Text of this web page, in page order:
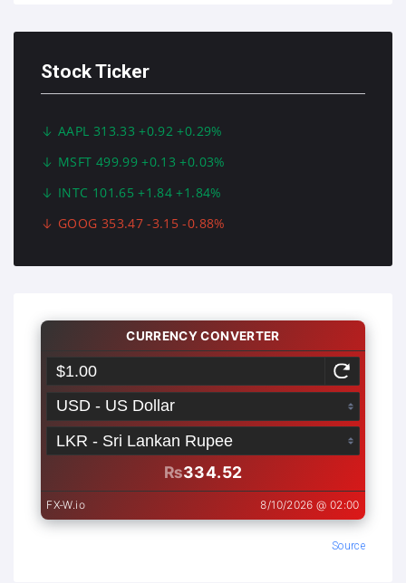
Stock Ticker
AAPL 313.33 +0.92 +0.29%
MSFT 499.99 +0.13 +0.03%
INTC 101.65 +1.84 +1.84%
GOOG 353.47 -3.15 -0.88%
Source